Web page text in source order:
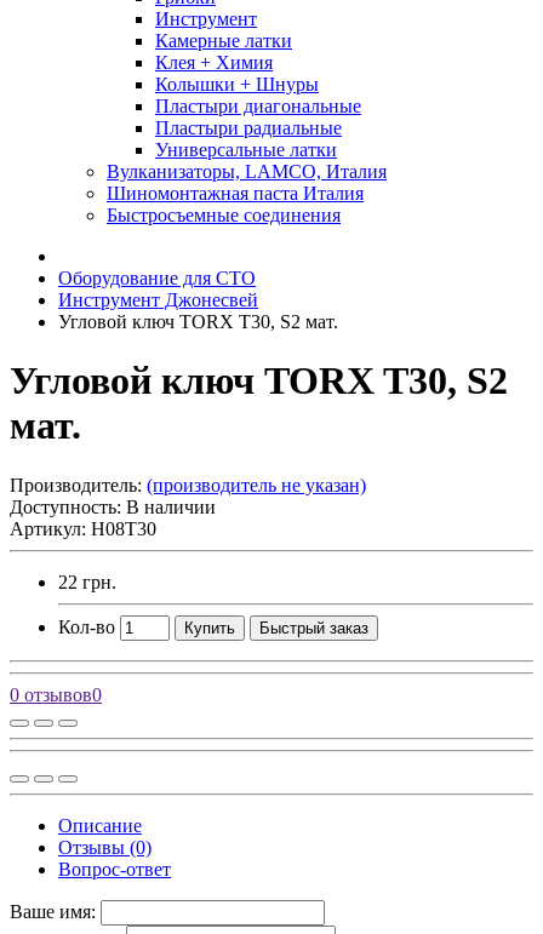
Инструмент
Камерные латки
Клея + Химия
Колышки + Шнуры
Пластыри диагональные
Пластыри радиальные
Универсальные латки
Вулканизаторы, LAMCO, Италия
Шиномонтажная паста Италия
Быстросъемные соединения
Оборудование для СТО
Инструмент Джонесвей
Угловой ключ TORX T30, S2 мат.
Угловой ключ TORX T30, S2
мат.
Производитель: (производитель не указан)
Доступность: В наличии
Артикул: H08T30
22 грн.
Кол-во Купить Быстрый заказ
0 отзывов0
Описание
Отзывы (0)
Вопрос-ответ
Ваше имя: